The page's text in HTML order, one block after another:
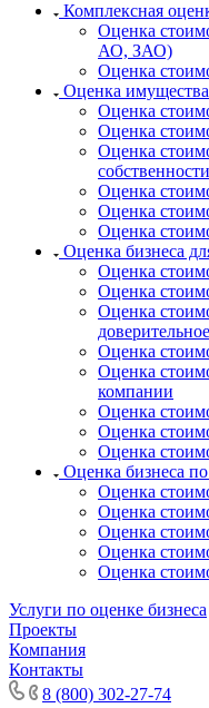
Комплексная
Оценка
АО, ЗАО)
Оценка
Оценка
Оценка
Оценка
Оценка
собственности
Оценка
Оценка
Оценка
Оценка бизнеса
Оценка
Оценка
Оценка
Оценка
Оценка
компании
Оценка
Оценка
Оценка
Оценка бизнеса
Оценка
Оценка
Оценка
Оценка
Оценка
Услуги по оценке бизнеса
Проекты
Компания
Контакты
8 (800) 302-27-74
Коломна
Комсомольск-на-Амуре
Кострома
Красноармейск
Красногорск
Краснокаменск
Краснокамск
Краснотурьинск
Красноуфимск
Красный Кут
Красный Сулин
Крымск
Кстово
Кызыл
Кыштым